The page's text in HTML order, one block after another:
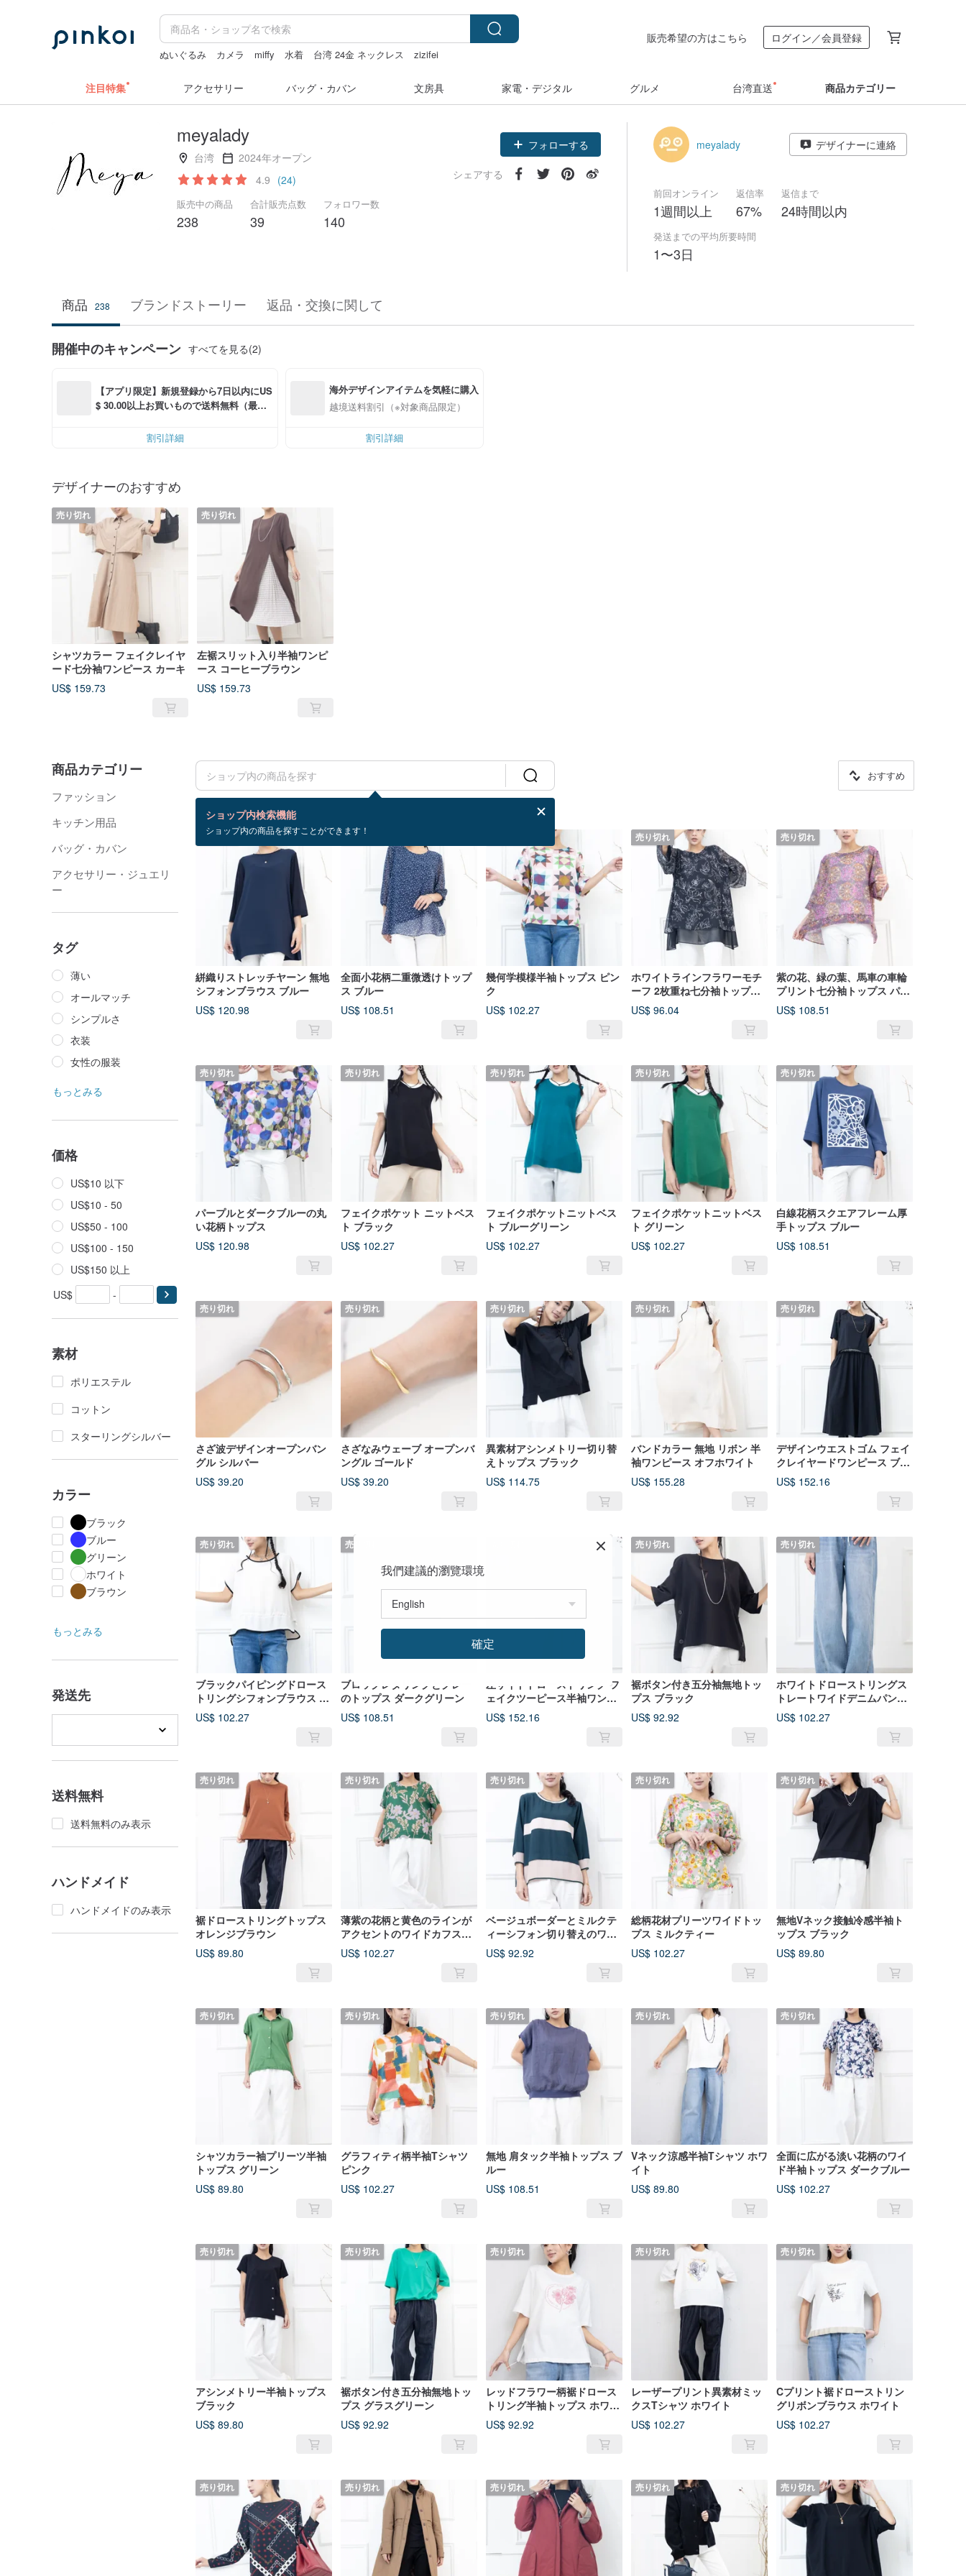
ぬいぐるみ カメラ miffy 水着 台湾 24金 ネックレス
zizifei
販売希望の方はこちら ログイン／会員登録
注目特集 アクセサリー バッグ・カバン 文房具 家電・デジタル グルメ 台湾直送 商品カテゴリー
meyalady
台湾
2024年オープン
4.9 (24)
販売中の商品
238
合計販売点数
39
フォロワー数
140
フォローする
シェアする
meyalady デザイナーに連絡
前回オンライン
1週間以上
返信率
67%
返信まで
24時間以内
発送までの平均所要時間
1〜3日
商品 238 ブランドストーリー 返品・交換に関して
開催中のキャンペーン すべてを見る(2)
【アプリ限定】新規登録から7日以内にUS
$ 30.00以上お買いもので送料無料（最大U
割引詳細
海外デザインアイテムを気軽に購入
越境送料割引（※対象商品限定）
割引詳細
デザイナーのおすすめ
売り切れ
シャツカラー フェイクレイヤ
ード七分袖ワンピース カーキ
US$ 159.73
売り切れ
左裾スリット入り半袖ワンピ
ース コーヒーブラウン
US$ 159.73
商品カテゴリー
ファッション
キッチン用品
バッグ・カバン
アクセサリー・ジュエリ
ー
タグ
薄い
オールマッチ
シンプルさ
衣装
女性の服装
もっとみる
価格
US$10 以下
US$10 - 50
US$50 - 100
US$100 - 150
US$150 以上
US$
-
素材
ポリエステル
コットン
スターリングシルバー
カラー
ブラック
ブルー
グリーン
ホワイト
ブラウン
もっとみる
発送先
送料無料
送料無料のみ表示
ハンドメイド
ハンドメイドのみ表示
ショップ内検索機能
ショップ内の商品を探すことができます！
おすすめ
検索結果：238 件
売り切れ
絣織りストレッチヤーン 無地
シフォンブラウス ブルー
US$ 120.98
売り切れ
全面小花柄二重微透けトップ
ス ブルー
US$ 108.51
幾何学模様半袖トップス ピン
ク
US$ 102.27
売り切れ
ホワイトラインフラワーモチ
ーフ 2枚重ね七分袖トップス
ブラック
US$ 96.04
売り切れ
紫の花、緑の葉、馬車の車輪
プリント七分袖トップス パー
プル
US$ 108.51
売り切れ
パープルとダークブルーの丸
い花柄トップス
US$ 120.98
売り切れ
フェイクポケット ニットベス
ト ブラック
US$ 102.27
売り切れ
フェイクポケットニットベス
ト ブルーグリーン
US$ 102.27
売り切れ
フェイクポケットニットベス
ト グリーン
US$ 102.27
売り切れ
白線花柄スクエアフレーム厚
手トップス ブルー
US$ 108.51
売り切れ
さざ波デザインオープンバン
グル シルバー
US$ 39.20
売り切れ
さざなみウェーブ オープンバ
ングル ゴールド
US$ 39.20
売り切れ
異素材アシンメトリー切り替
えトップス ブラック
US$ 114.75
売り切れ
バンドカラー 無地 リボン 半
袖ワンピース オフホワイト
US$ 155.28
売り切れ
デザインウエストゴム フェイ
クレイヤードワンピース ブラ
ック
US$ 152.16
売り切れ
ブラックパイピングドロース
トリングシフォンブラウス ベ
ージュ
US$ 102.27
売り切れ
ブロックレタリングとグレー
のトップス ダークグリーン
US$ 108.51
左サイドドローストリング フ
ェイクツーピース半袖ワンピ
ース ライトカーキ
US$ 152.16
売り切れ
裾ボタン付き五分袖無地トッ
プス ブラック
US$ 92.92
売り切れ
ホワイトドローストリングス
トレートワイドデニムパンツ
ブルー
US$ 102.27
売り切れ
裾ドローストリングトップス
オレンジブラウン
US$ 89.80
売り切れ
薄紫の花柄と黄色のラインが
アクセントのワイドカフスブ
ラウス ダークグリーン
US$ 102.27
売り切れ
ベージュボーダーとミルクテ
ィーシフォン切り替えのワイ
ドトップス グリーン
US$ 92.92
売り切れ
総柄花材プリーツワイドトッ
プス ミルクティー
US$ 102.27
売り切れ
無地Vネック接触冷感半袖ト
ップス ブラック
US$ 89.80
売り切れ
シャツカラー袖プリーツ半袖
トップス グリーン
US$ 89.80
売り切れ
グラフィティ柄半袖Tシャツ
ピンク
US$ 102.27
売り切れ
無地 肩タック半袖トップス ブ
ルー
US$ 108.51
売り切れ
Vネック涼感半袖Tシャツ ホワ
イト
US$ 89.80
売り切れ
全面に広がる淡い花柄のワイ
ド半袖トップス ダークブルー
US$ 102.27
売り切れ
アシンメトリー半袖トップス
ブラック
US$ 89.80
売り切れ
裾ボタン付き五分袖無地トッ
プス グラスグリーン
US$ 92.92
売り切れ
レッドフラワー柄裾ドロース
トリング半袖トップス ホワイ
ト
US$ 92.92
売り切れ
レーザープリント異素材ミッ
クスTシャツ ホワイト
US$ 102.27
売り切れ
Cプリント裾ドローストリン
グリボンブラウス ホワイト
US$ 102.27
売り切れ 売り切れ 売り切れ 売り切れ 売り切れ
我們建議的瀏覽環境
確定